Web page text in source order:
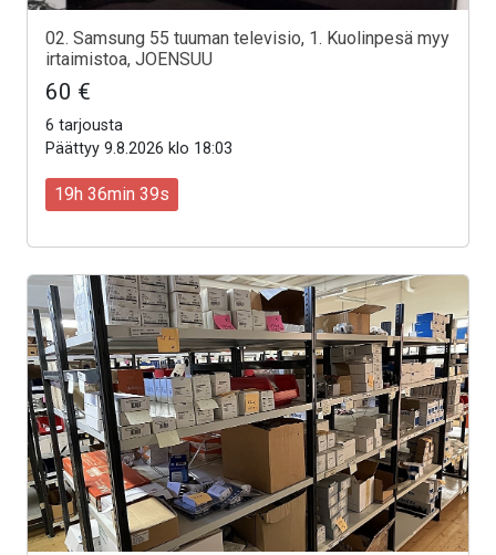
02. Samsung 55 tuuman televisio, 1. Kuolinpesä myy
irtaimistoa, JOENSUU
60 €
6 tarjousta
Päättyy 9.8.2026 klo 18:03
19h 36min 37s